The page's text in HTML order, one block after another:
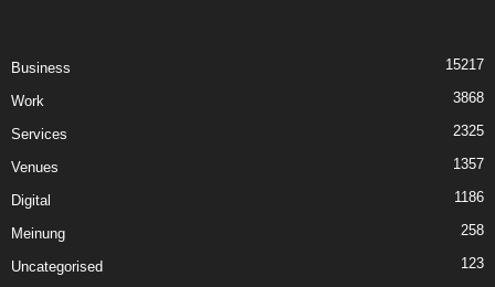
Business 15217
Work 3868
Services 2325
Venues 1357
Digital 1186
Meinung 258
Uncategorised 123